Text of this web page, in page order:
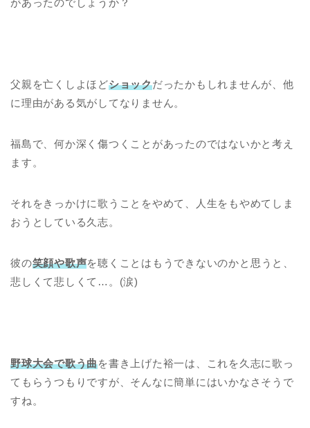
父親を亡くしよほどショックだったかもしれませんが、他
に理由がある気がしてなりません。
福島で、何か深く傷つくことがあったのではないかと考え
ます。
それをきっかけに歌うことをやめて、人生をもやめてしま
おうとしている久志。
彼の笑顔や歌声を聴くことはもうできないのかと思うと、
悲しくて悲しくて…。(涙)
野球大会で歌う曲を書き上げた裕一は、これを久志に歌っ
てもらうつもりですが、そんなに簡単にはいかなさそうで
すね。